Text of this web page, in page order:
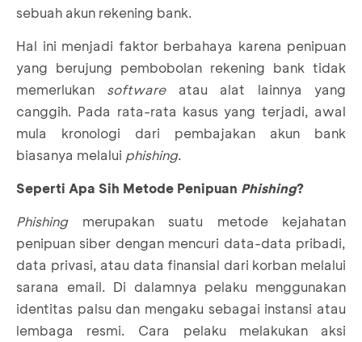
sebuah akun rekening bank.
Hal ini menjadi faktor berbahaya karena penipuan
yang berujung pembobolan rekening bank tidak
memerlukan softwareatau alat lainnya yang
canggih. Pada rata-rata kasus yang terjadi, awal
mula kronologi dari pembajakan akun bank
biasanya melalui phishing.
Seperti Apa Sih Metode Penipuan Phishing?
Phishingmerupakan suatu metode kejahatan
penipuan siber dengan mencuri data-data pribadi,
data privasi, atau data finansial dari korban melalui
sarana email. Di dalamnya pelaku menggunakan
identitas palsu dan mengaku sebagai instansi atau
lembaga resmi. Cara pelaku melakukan aksi